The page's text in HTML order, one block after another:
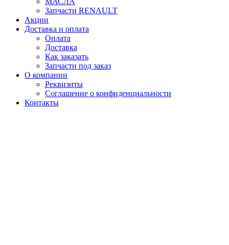
Запчасти RENAULT
Акции
Доставка и оплата
Оплата
Доставка
Как заказать
Запчасти под заказ
О компании
Реквизиты
Соглашение о конфиденциальности
Контакты